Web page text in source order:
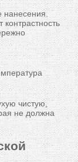
нанесения.
контрастность
чистую,
не должна